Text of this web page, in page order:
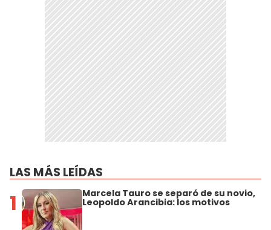
LAS MÁS LEÍDAS
1 Marcela Tauro se separó de su novio,
Leopoldo Arancibia: los motivos